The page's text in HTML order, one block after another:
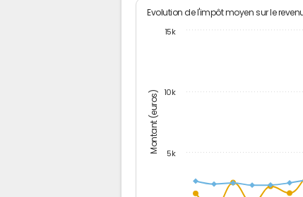
Montant (euros)
Evolution de l'impôt moyen sur le
5k
10k
15k